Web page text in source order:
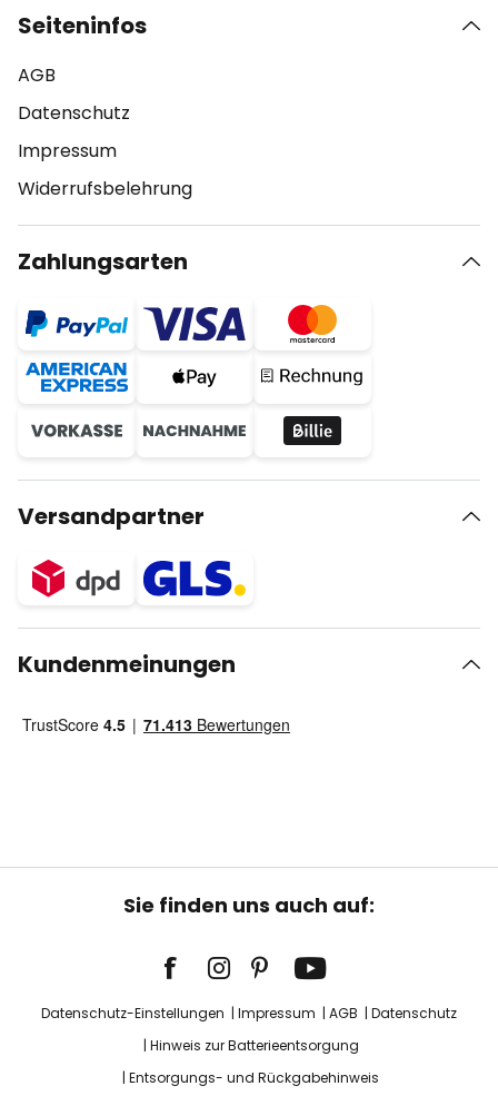
Seiteninfos
AGB
Datenschutz
Impressum
Widerrufsbelehrung
Zahlungsarten
Versandpartner
Kundenmeinungen
Sie finden uns auch auf:
Datenschutz-Einstellungen Impressum AGB
Datenschutz
Hinweis zur Batterieentsorgung
Entsorgungs- und Rückgabehinweis